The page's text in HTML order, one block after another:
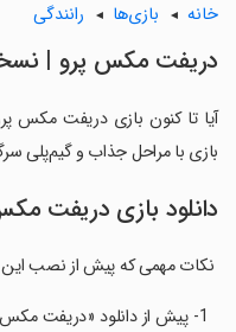
خانه بازی‌ها رانندگی
دریفت مکس پرو |
آیا تا کنون بازی دریفت مکس
بازی با مراحل جذاب و گیم‌پلی
دانلود بازی دریفت
نکات مهمی که پیش از نصب این